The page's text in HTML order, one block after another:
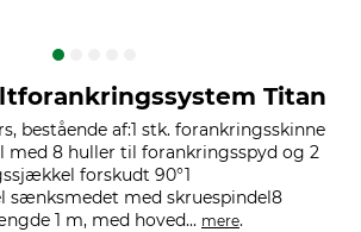
Titan
bestående af:1 stk. forankringsskinne
med 8 huller til forankringsspyd og 2
forskudt 90°1
sænksmedet med skruespindel8
1 m, med hoved... mere.